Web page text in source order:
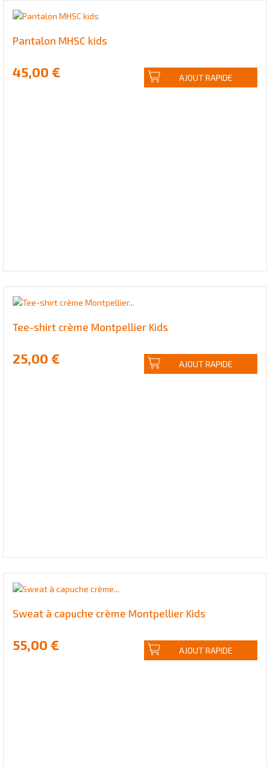
Pantalon MHSC kids
45,00 € AJOUT RAPIDE
Tee-shirt crème Montpellier Kids
25,00 € AJOUT RAPIDE
Sweat à capuche crème Montpellier Kids
55,00 € AJOUT RAPIDE